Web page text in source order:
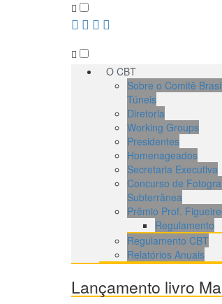
O CBT
Sobre o Comitê
Túneis
Diretoria
Working Groups
Presidentes
Homenageados
Secretaria Executiva
Concurso de
Subterrânea
Prêmio Prof.
Regulamento
Regulamento CBT
Relatórios Anuais
Lançamento livro